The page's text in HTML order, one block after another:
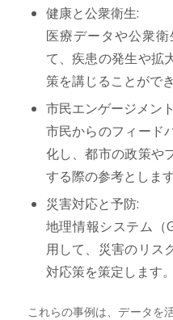
健康と公衆衛生:
医療データや公衆
て、疾患の発生や拡
策を講じることができ
市民エンゲージメン
市民からのフィード
化し、都市の政策や
する際の参考とします
災害対応と予防:
地理情報システム（
用して、災害のリス
対応策を策定します。
これらの事例は、データを